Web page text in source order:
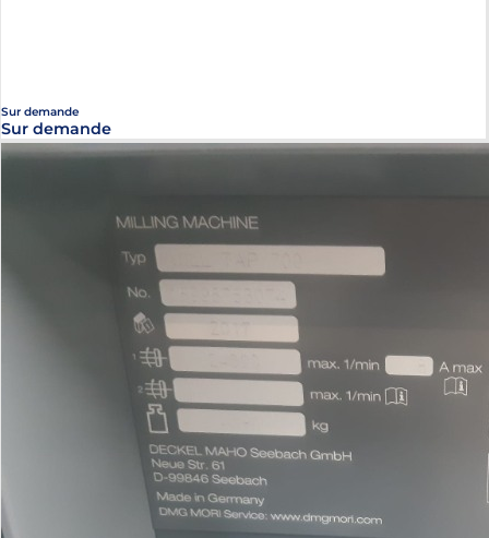
Sur demande
Sur demande